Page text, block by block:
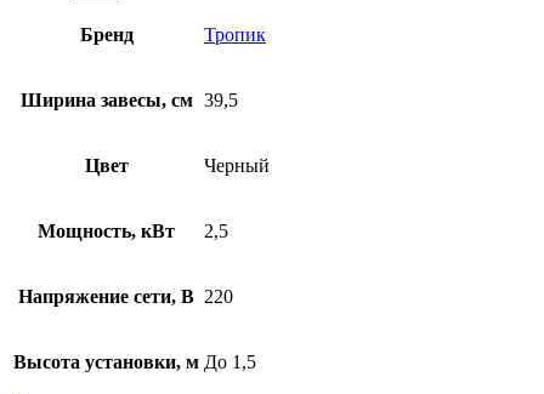
Бренд Тропик
Ширина завесы, см 39,5
Цвет Черный
Мощность, кВт 2,5
Напряжение сети, В 220
Высота установки, м До 1,5